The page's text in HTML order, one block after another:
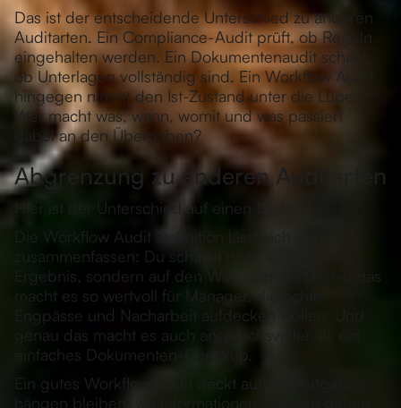
Das ist der entscheidende Unterschied zu anderen
Auditarten. Ein Compliance-Audit prüft, ob Regeln
eingehalten werden. Ein Dokumentenaudit schaut,
ob Unterlagen vollständig sind. Ein Workflow Audit
hingegen nimmt den Ist-Zustand unter die Lupe:
Wer macht was, wann, womit und was passiert
dabei an den Übergaben?
Abgrenzung zu anderen Auditarten
Hier ist der Unterschied auf einen Blick:
Die Workflow Audit Definition lässt sich also so
zusammenfassen: Du schaust nicht auf das
Ergebnis, sondern auf den Weg dorthin. Genau das
macht es so wertvoll für Manager, die echte
Engpässe und Nacharbeit aufdecken wollen. Und
genau das macht es auch anspruchsvoller als ein
einfaches Dokumenten-Checkup.
Ein gutes Workflow Audit deckt auf, wo Aufgaben
hängen bleiben, wo Informationen verloren gehen